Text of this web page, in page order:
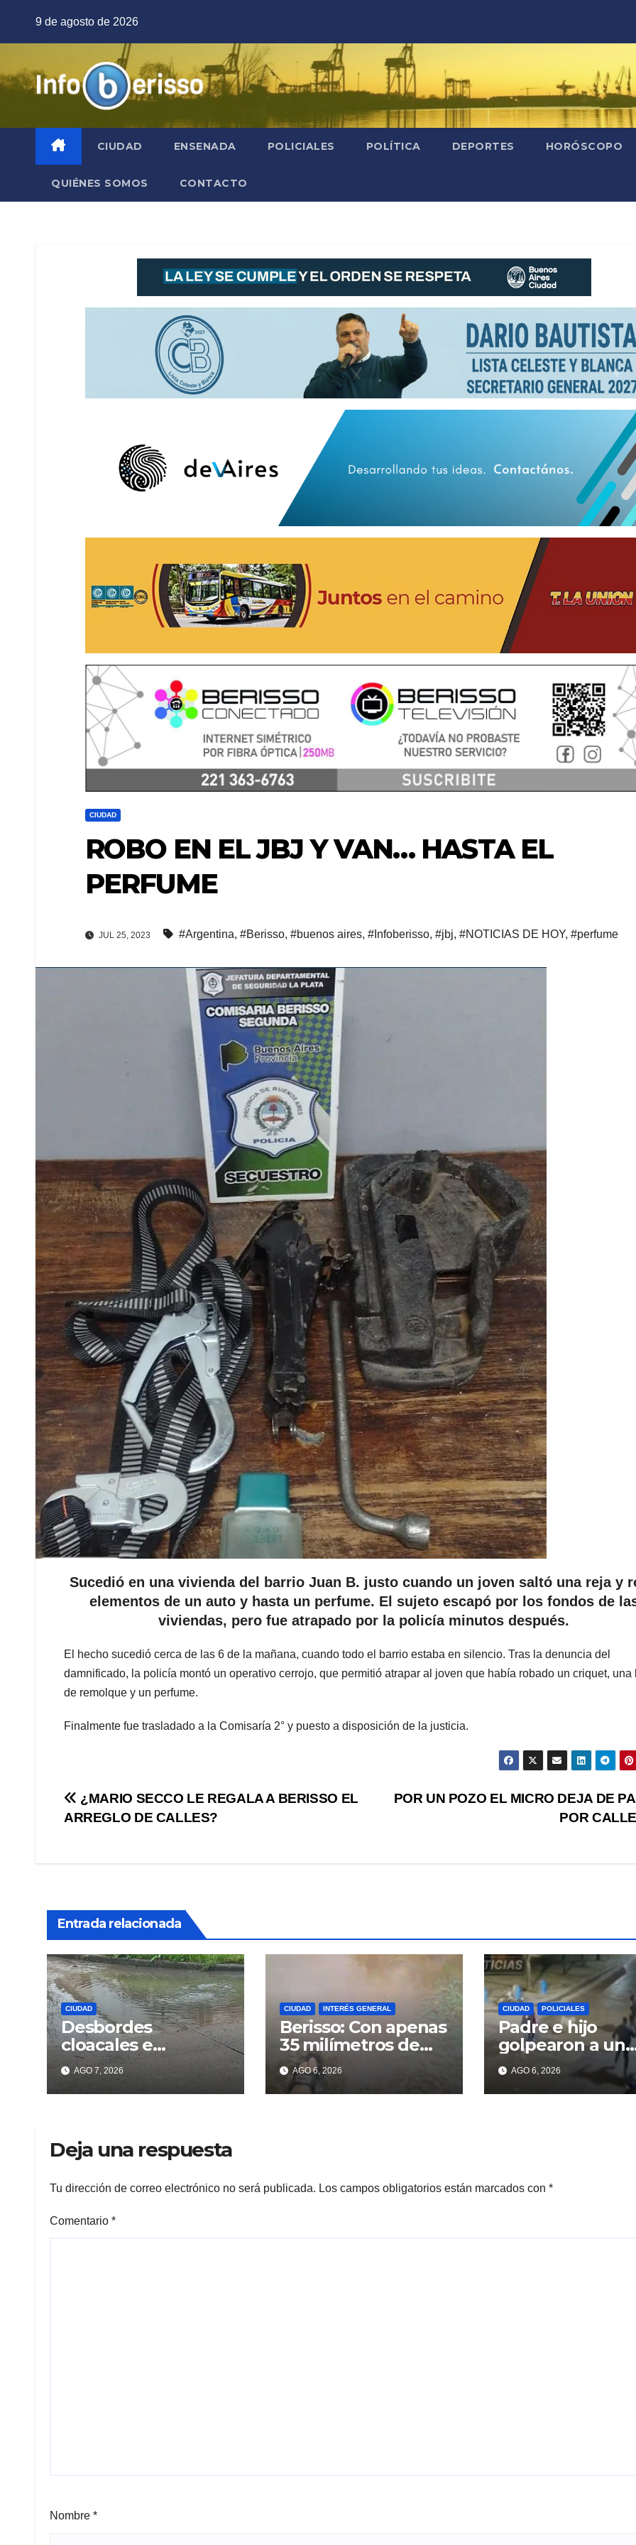
9 de agosto de 2026
CIUDAD ENSENADA POLICIALES POLÍTICA DEPORTES HORÓSCOPO
QUIÉNES SOMOS CONTACTO
CIUDAD
ROBO EN EL JBJ Y VAN… HASTA EL
PERFUME
JUL 25, 2023 #Argentina, #Berisso, #buenos aires, #Infoberisso, #jbj, #NOTICIAS DE HOY, #perfume
Sucedió en una vivienda del barrio Juan B. justo cuando un joven saltó una reja y
elementos de un auto y hasta un perfume. El sujeto escapó por los fondos de
viviendas, pero fue atrapado por la policía minutos después.
El hecho sucedió cerca de las 6 de la mañana, cuando todo el barrio estaba en silencio. Tras la denuncia del
damnificado, la policía montó un operativo cerrojo, que permitió atrapar al joven que había robado un criquet, una
de remolque y un perfume.
Finalmente fue trasladado a la Comisaría 2° y puesto a disposición de la justicia.
Navegación
POR UN POZO EL MICRO DEJA DE
POR
¿MARIO SECCO LE REGALA A BERISSO EL
ARREGLO DE CALLES?
Entrada relacionada
CIUDAD
Desbordes
cloacales e
inmundicia en
Berisso: colapso de
la red en la calle 14
AGO 7, 2026
CIUDAD INTERÉS GENERAL
Berisso: Con apenas
35 milímetros de
lluvia ya se sienten
los problemas
AGO 6, 2026
CIUDAD POLICIALES
Padre e hijo
golpearon a un
delincuente
recuperar un
celular robado
AGO 6, 2026
Deja una respuesta
Tu dirección de correo electrónico no será publicada. Los campos obligatorios están marcados con *
Comentario *
Nombre *